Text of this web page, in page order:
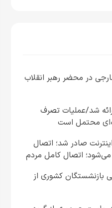
در محضر رهبر انقلاب
شد/عملیات تصرف
محتمل است
صادر شد؛ اتصال
می‌شود؛ اتصال کامل مردم
تومانی بازنشستگان کشوری از